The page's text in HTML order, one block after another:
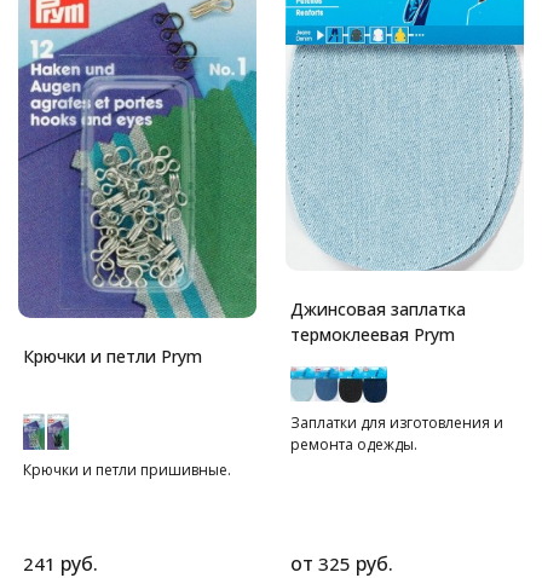
Крючки и петли Prym
Крючки и петли пришивные.
241 руб.
Джинсовая заплатка
термоклеевая Prym
Заплатки для изготовления и
ремонта одежды.
от 325 руб.